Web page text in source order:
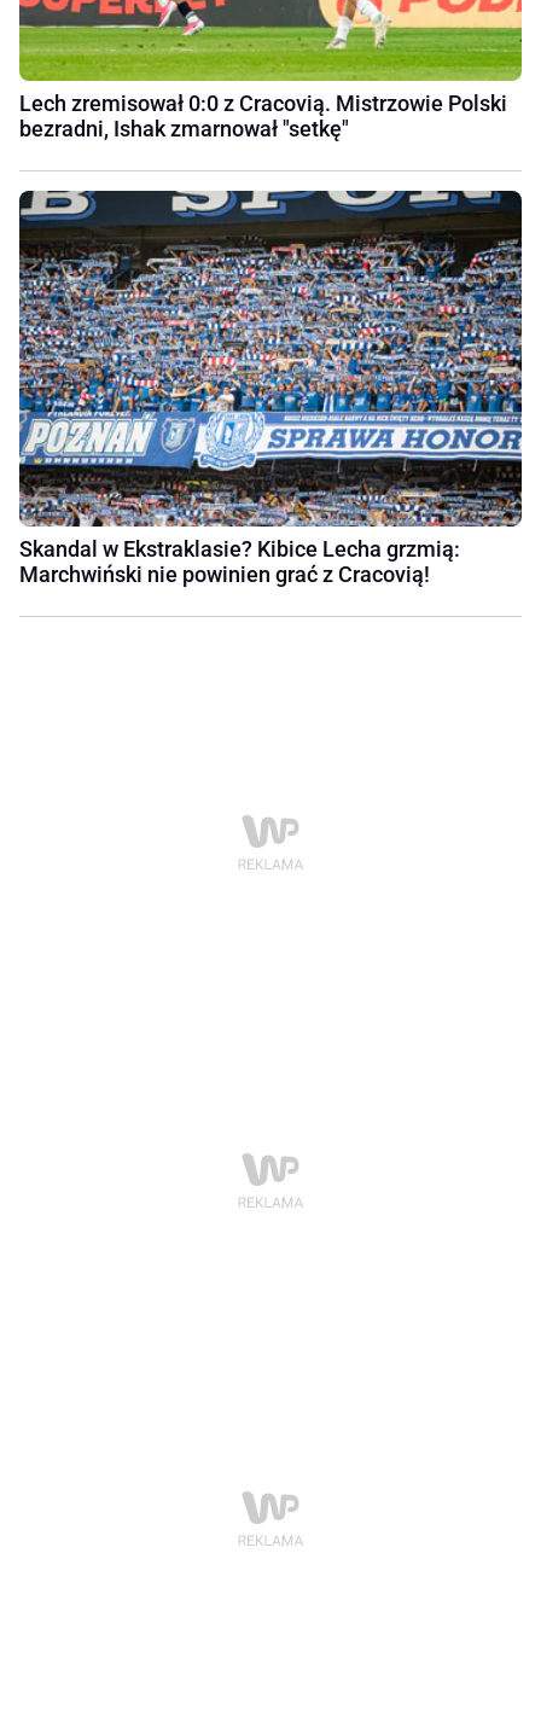
Lech zremisował 0:0 z Cracovią. Mistrzowie Polski
bezradni, Ishak zmarnował "setkę"
Skandal w Ekstraklasie? Kibice Lecha grzmią:
Marchwiński nie powinien grać z Cracovią!